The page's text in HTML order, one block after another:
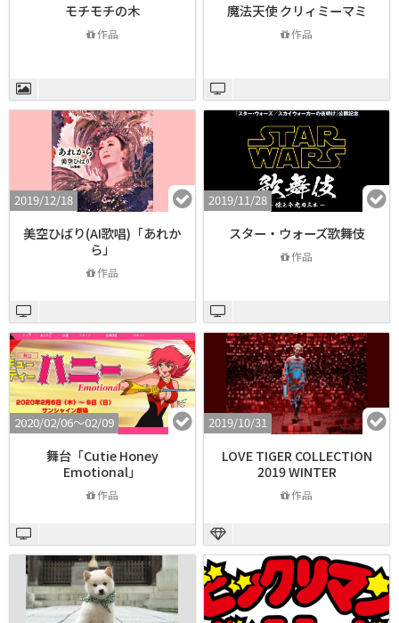
モチモチの木
作品
魔法天使 クリィミーマミ
作品
2019/12/18
美空ひばり(AI歌唱)「あれか
ら」
作品
2019/11/28
スター・ウォーズ歌舞伎
作品
2020/02/06〜02/09
舞台「Cutie Honey
Emotional」
作品
2019/10/31
LOVE TIGER COLLECTION
2019 WINTER
作品